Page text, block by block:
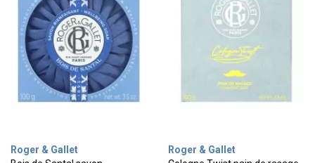
Roger & Gallet
Roger & Gallet